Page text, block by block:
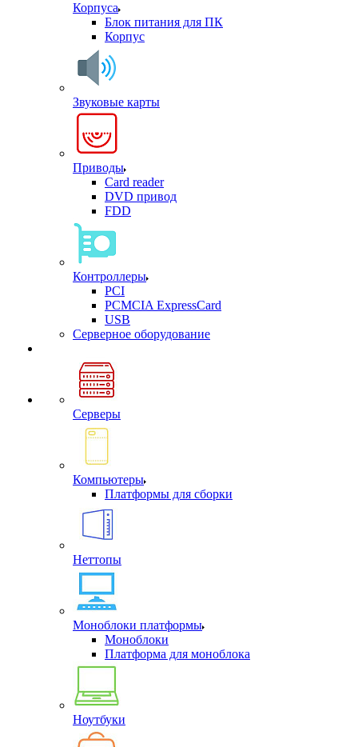
Корпуса
Блок питания для ПК
Корпус
Звуковые карты
Приводы
Card reader
DVD привод
FDD
Контроллеры
PCI
PCMCIA ExpressCard
USB
Cерверное оборудование
Серверы
Компьютеры
Платформы для сборки
Неттопы
Моноблоки платформы
Моноблоки
Платформа для моноблока
Ноутбуки